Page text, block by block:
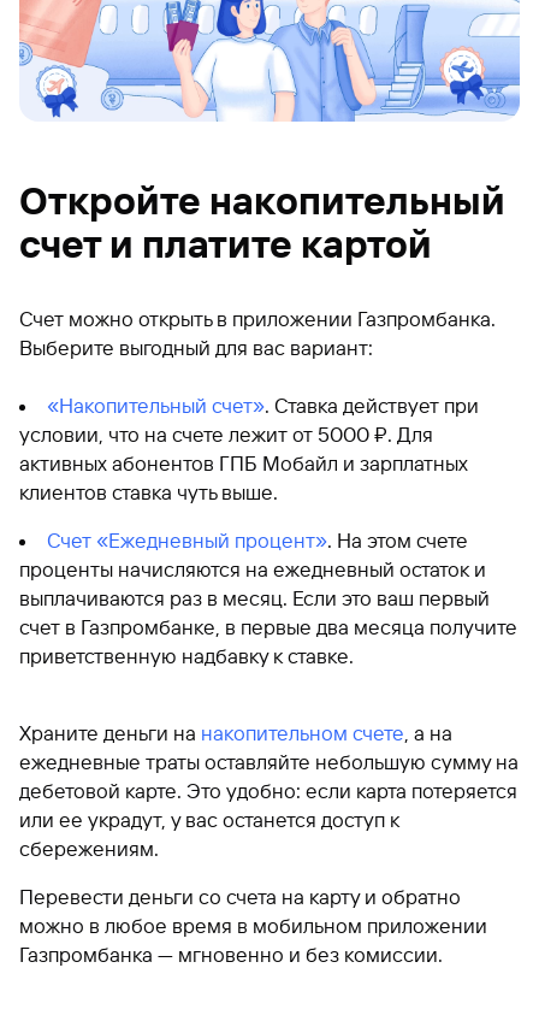
Откройте накопительный
счет и платите картой
Счет можно открыть в приложении Газпромбанка.
Выберите выгодный для вас вариант:
«Накопительный счет». Ставка действует при
условии, что на счете лежит от 5000 ₽. Для
активных абонентов ГПБ Мобайл и зарплатных
клиентов ставка чуть выше.
Счет «Ежедневный процент». На этом счете
проценты начисляются на ежедневный остаток и
выплачиваются раз в месяц. Если это ваш первый
счет в Газпромбанке, в первые два месяца получите
приветственную надбавку к ставке.
Храните деньги на накопительном счете , а на
ежедневные траты оставляйте небольшую сумму на
дебетовой карте. Это удобно: если карта потеряется
или ее украдут, у вас останется доступ к
сбережениям.
Перевести деньги со счета на карту и обратно
можно в любое время в мобильном приложении
Газпромбанка — мгновенно и без комиссии.